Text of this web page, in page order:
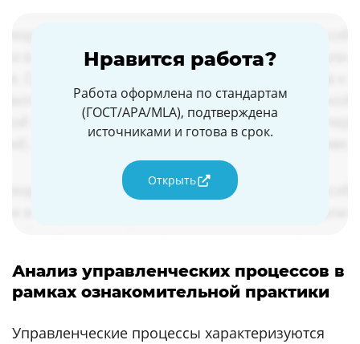
Нравится работа?
Работа оформлена по стандартам
(ГОСТ/APA/MLA), подтверждена
источниками и готова в срок.
Открыть
Анализ управленческих процессов в
рамках ознакомительной практики
Управленческие процессы характеризуются